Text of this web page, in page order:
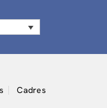
Cadres